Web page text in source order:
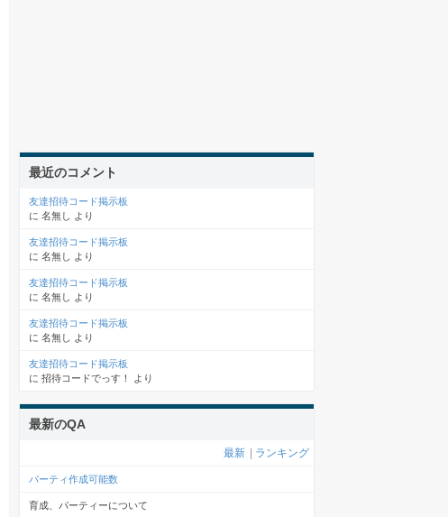
最近のコメント
友達招待コード掲示板
に 名無し より
友達招待コード掲示板
に 名無し より
友達招待コード掲示板
に 名無し より
友達招待コード掲示板
に 名無し より
友達招待コード掲示板
に 招待コードでっす！ より
最新のQA
最新 ランキング
パーティ作成可能数
育成、パーティーについて